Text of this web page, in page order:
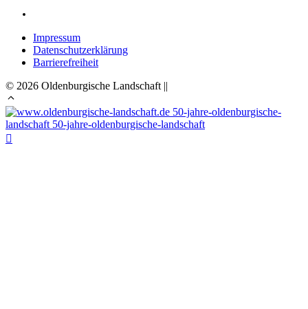
Impressum
Datenschutzerklärung
Barrierefreiheit
© 2026 Oldenburgische Landschaft ||